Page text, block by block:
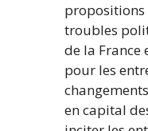
propositions
troubles
de la
pour les
en capital